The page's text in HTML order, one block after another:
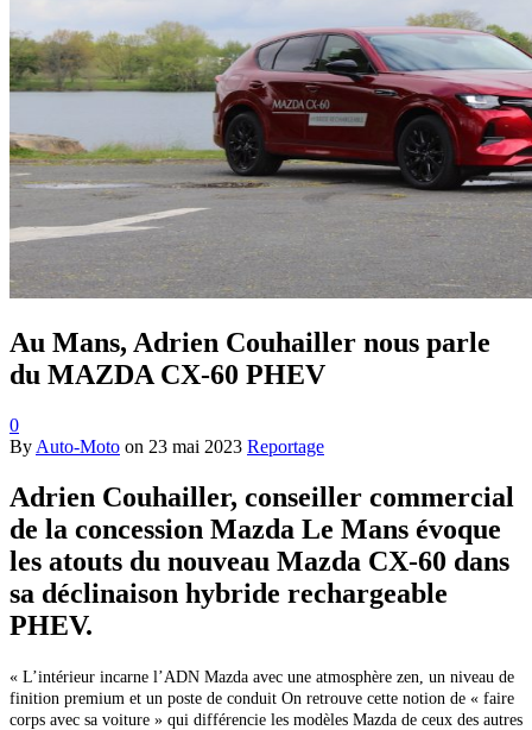
Au Mans, Adrien Couhailler nous parle
du MAZDA CX-60 PHEV
0
By Auto-Moto on 23 mai 2023 Reportage
Adrien Couhailler, conseiller commercial
de la concession Mazda Le Mans évoque
les atouts du nouveau Mazda CX-60 dans
sa déclinaison hybride rechargeable
PHEV.
« L’intérieur incarne l’ADN Mazda avec une atmosphère zen, un niveau de
finition premium et un poste de conduit On retrouve cette notion de « faire
corps avec sa voiture » qui différencie les modèles Mazda de ceux des autres